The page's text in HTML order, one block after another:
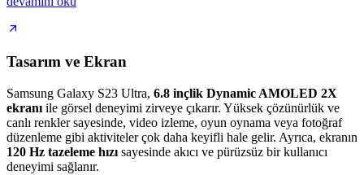
Tasarım ve Ekran
Samsung Galaxy S23 Ultra, 6.8 inçlik Dynamic AMOLED 2X
ekranı ile görsel deneyimi zirveye çıkarır. Yüksek çözünürlük ve
canlı renkler sayesinde, video izleme, oyun oynama veya fotoğraf
düzenleme gibi aktiviteler çok daha keyifli hale gelir. Ayrıca, ekranın
120 Hz tazeleme hızı sayesinde akıcı ve pürüzsüz bir kullanıcı
deneyimi sağlanır.